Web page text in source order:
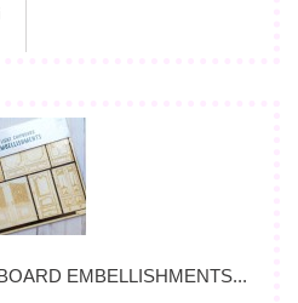
EMBELLISHMENTS...